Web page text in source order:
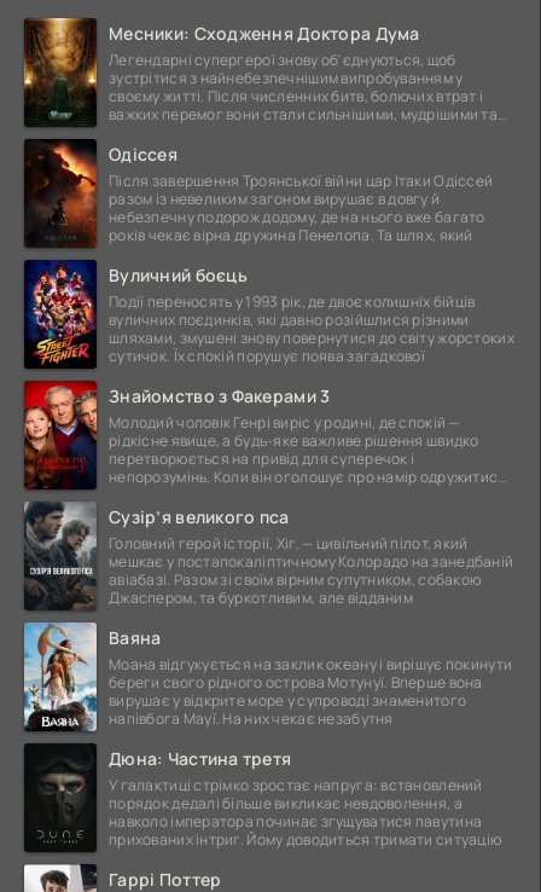
Месники: Сходження Доктора Дума
Легендарні супергерої знову об'єднуються, щоб
зустрітися з найнебезпечнішим випробуванням у
своєму житті. Після численних битв, болючих втрат і
важких перемог вони стали сильнішими, мудрішими та
Одіссея
Після завершення Троянської війни цар Ітаки Одіссей
разом із невеликим загоном вирушає в довгу й
небезпечну подорож додому, де на нього вже багато
років чекає вірна дружина Пенелопа. Та шлях, який
Вуличний боєць
Події переносять у 1993 рік, де двоє колишніх бійців
вуличних поєдинків, які давно розійшлися різними
шляхами, змушені знову повернутися до світу жорстоких
сутичок. Їх спокій порушує поява загадкової
Знайомство з Факерами 3
Молодий чоловік Генрі виріс у родині, де спокій —
рідкісне явище, а будь-яке важливе рішення швидко
перетворюється на привід для суперечок і
непорозумінь. Коли він оголошує про намір одружитися,
Сузір’я великого пса
Головний герой історії, Хіг, — цивільний пілот, який
мешкає у постапокаліптичному Колорадо на занедбаній
авіабазі. Разом зі своїм вірним супутником, собакою
Джаспером, та буркотливим, але відданим
Ваяна
Моана відгукується на заклик океану і вирішує покинути
береги свого рідного острова Мотунуї. Вперше вона
вирушає у відкрите море у супроводі знаменитого
напівбога Мауї. На них чекає незабутня
Дюна: Частина третя
У галактиці стрімко зростає напруга: встановлений
порядок дедалі більше викликає невдоволення, а
навколо імператора починає згущуватися павутина
прихованих інтриг. Йому доводиться тримати ситуацію
Гаррі Поттер